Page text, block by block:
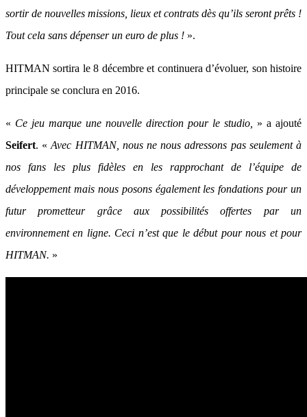
sortir de nouvelles missions, lieux et contrats dès qu’ils seront prêts !
Tout cela sans dépenser un euro de plus ! ».
HITMAN sortira le 8 décembre et continuera d’évoluer, son histoire
principale se conclura en 2016.
« Ce jeu marque une nouvelle direction pour le studio,
» a ajouté
Seifert. «Avec HITMAN, nous ne nous adressons pas seulement à
nos fans les plus fidèles en les rapprochant de l’équipe de
développement mais nous posons également les fondations pour un
futur prometteur grâce aux possibilités offertes par un
environnement en ligne. Ceci n’est que le début pour nous et pour
HITMAN. »